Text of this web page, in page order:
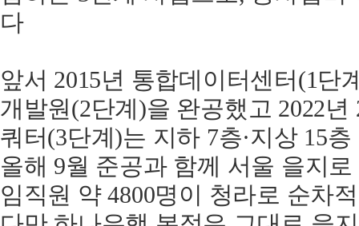
다
앞서 2015년 통합데이터센터(1단
개발원(2단계)을 완공했고 2022
쿼터(3단계)는 지하 7층·지상 15
올해 9월 준공과 함께 서울 을지
임직원 약 4800명이 청라로 순차